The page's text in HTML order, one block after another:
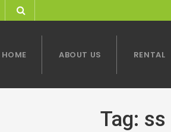
HOME ABOUT US RENTAL
Tag: ss